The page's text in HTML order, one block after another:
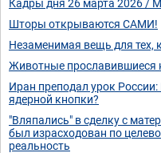
Кадры дня 26 марта 2026 /
Шторы открываются САМИ!
Незаменимая вещь для тех,
Животные прославившиеся
Иран преподал урок
ядерной кнопки?
"Вляпались" в сделку с
был израсходован по
реальность